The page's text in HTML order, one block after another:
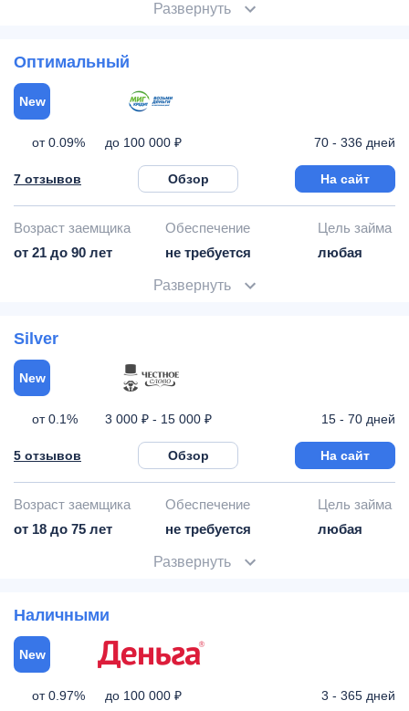
Развернуть
Оптимальный
New
от 0.09% до 100 000 ₽ 70 - 336 дней
7 отзывов Обзор На сайт
Возраст заемщика Обеспечение
Цель займа
от 21 до 90 лет
не требуется любая
Развернуть
Silver
New
от 0.1% 3 000 ₽ - 15 000 ₽ 15 - 70 дней
5 отзывов Обзор На сайт
Возраст заемщика Обеспечение
Цель займа
от 18 до 75 лет
не требуется любая
Развернуть
Наличными
New
от 0.97% до 100 000 ₽ 3 - 365 дней